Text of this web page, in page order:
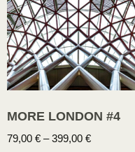
MORE LONDON #4
79,00 € –399,00 €